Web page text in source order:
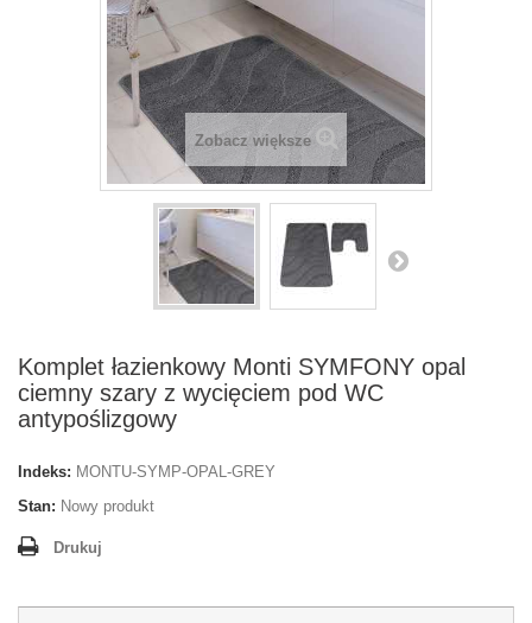
Zobacz większe
Komplet łazienkowy Monti SYMFONY opal
ciemny szary z wycięciem pod WC
antypoślizgowy
Indeks: MONTU-SYMP-OPAL-GREY
Stan: Nowy produkt
Drukuj